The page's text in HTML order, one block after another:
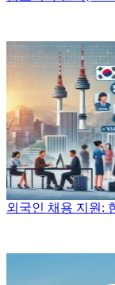
외국인 채용 지원: